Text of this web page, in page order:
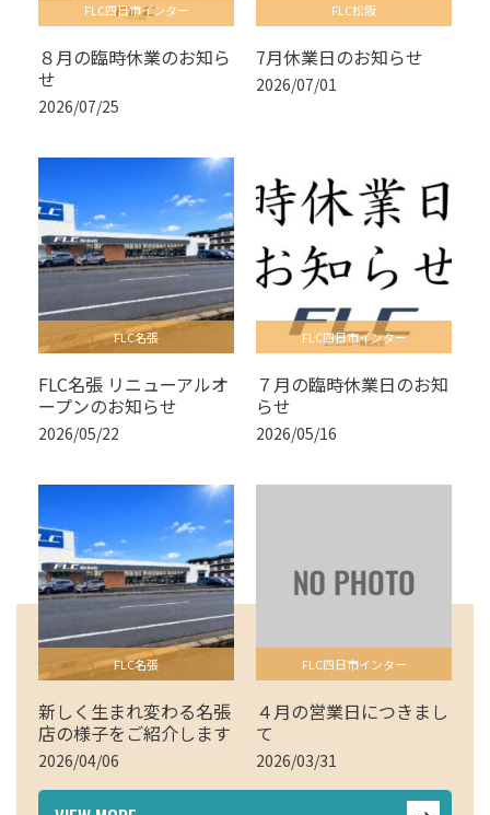
FLC四日市インター
８月の臨時休業のお知ら
せ
2026/07/25
FLC松阪
7月休業日のお知らせ
2026/07/01
FLC名張
FLC名張 リニューアルオ
ープンのお知らせ
2026/05/22
FLC四日市インター
７月の臨時休業日のお知
らせ
2026/05/16
FLC名張
新しく生まれ変わる名張
店の様子をご紹介します
2026/04/06
FLC四日市インター
４月の営業日につきまし
て
2026/03/31